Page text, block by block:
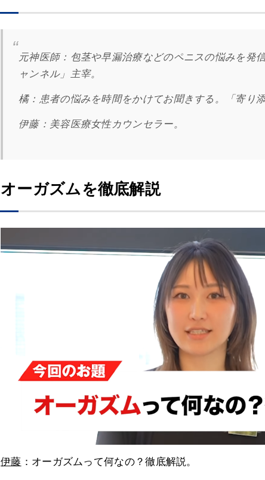
元神医師： 包茎や早漏治療などのペニスの悩みを発
ャンネル」主宰。
橘： 患者の悩みを時間をかけてお聞きする。「寄り
伊藤：美容医療女性カウンセラー。
オーガズムを徹底解説
伊藤 ：オーガズムって何なの？徹底解説。